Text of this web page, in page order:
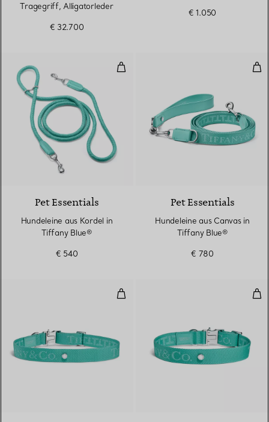
Tragegriff, Alligatorleder
€ 32.700
Tiffany Blue®
€ 1.050
Hundeleine aus Kordel in Tiffany
Pet Essentials
Hundeleine aus Kordel in
Tiffany Blue®
€ 540
Pet Essentials
Hundeleine aus Canvas in
Tiffany Blue®
€ 780
Tierhalsband aus Canvas in